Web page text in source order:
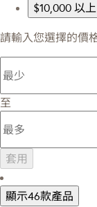
$10,000 以上
請輸入您選擇的價
至
套用
顯示46款產品